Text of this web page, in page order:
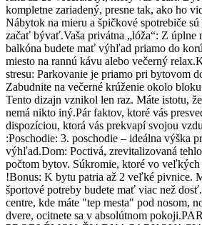
kompletne zariadený, presne tak, ako ho
Nábytok na mieru a špičkové spotrebiče
začať bývať.Vaša privátna „lóža“: Z úplne
balkóna budete mať výhľad priamo do
miesto na rannú kávu alebo večerný
stresu: Parkovanie je priamo pri bytovom
Zabudnite na večerné krúženie okolo
Tento dizajn vznikol len raz. Máte istotu,
nemá nikto iný.Pár faktov, ktoré vás
dispozíciou, ktorá vás prekvapí svojou
:Poschodie: 3. poschodie – ideálna výška
výhľad.Dom: Poctivá, zrevitalizovaná
počtom bytov. Súkromie, ktoré vo veľkých
!Bonus: K bytu patria až 2 veľké pivnice.
športové potreby budete mať viac než
centre, kde máte "tep mesta" pod nosom,
dvere, ocitnete sa v absolútnom